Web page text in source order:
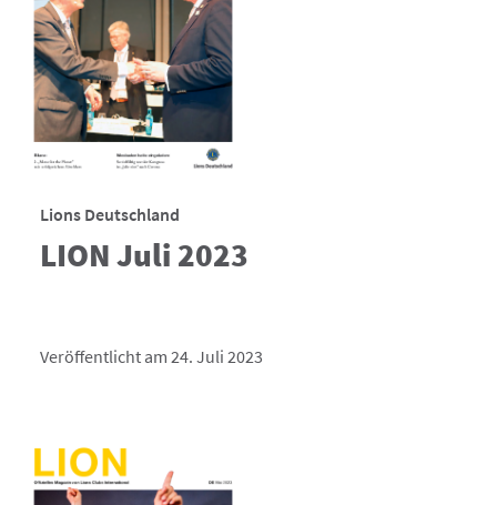
Lions Deutschland
LION Juli 2023
Veröffentlicht am 24. Juli 2023